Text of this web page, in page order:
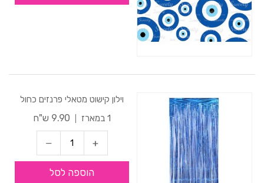
וילון קישוט מטאלי פרנזים כחול
1 במארז
9.90 ש"ח
הוספה לסל